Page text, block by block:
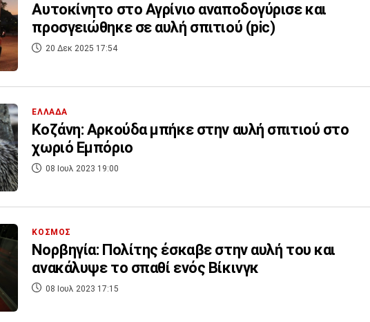
Αυτοκίνητο στο Αγρίνιο αναποδογύρισε και
προσγειώθηκε σε αυλή σπιτιού (pic)
20 Δεκ 2025 17:54
ΕΛΛΑΔΑ
Κοζάνη: Αρκούδα μπήκε στην αυλή σπιτιού στο
χωριό Εμπόριο
08 Ιουλ 2023 19:00
ΚΟΣΜΟΣ
Νορβηγία: Πολίτης έσκαβε στην αυλή του και
ανακάλυψε το σπαθί ενός Βίκινγκ
08 Ιουλ 2023 17:15